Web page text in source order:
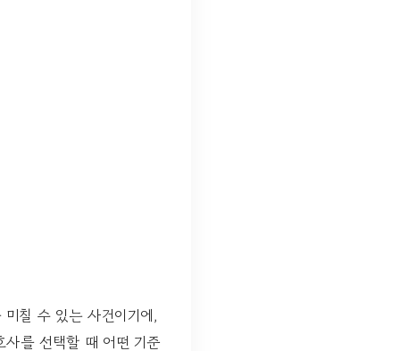
칠 수 있는 사건이기에,
사를 선택할 때 어떤 기준